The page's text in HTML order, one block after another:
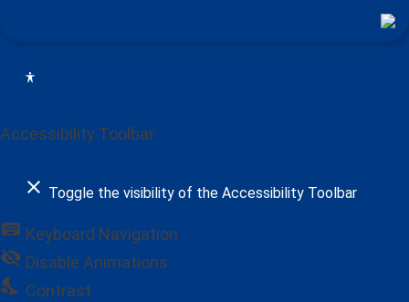
Accessibility Toolbar
close Toggle the visibility of the Accessibility Toolbar
keyboard Keyboard Navigation
visibility_off Disable Animations
nights_stay Contrast